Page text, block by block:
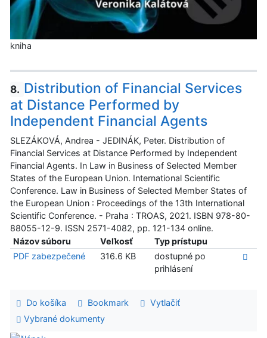
kniha
8. Distribution of Financial Services
at Distance Performed by
Independent Financial Agents
SLEZÁKOVÁ, Andrea - JEDINÁK, Peter. Distribution of
Financial Services at Distance Performed by Independent
Financial Agents. In Law in Business of Selected Member
States of the European Union. International Scientific
Conference. Law in Business of Selected Member States of
the European Union : Proceedings of the 13th International
Scientific Conference. - Praha : TROAS, 2021. ISBN 978-80-
88055-12-9. ISSN 2571-4082, pp. 121-134 online.
Názov súboru
Veľkosť
Typ prístupu
PDF zabezpečené
316.6 KB
dostupné po
prihlásení
Do košíka Bookmark
Vytlačiť
Vybrané dokumenty